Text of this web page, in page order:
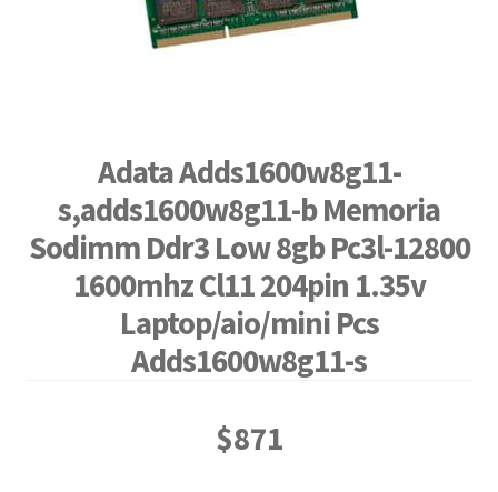
Adata Adds1600w8g11-
s,adds1600w8g11-b Memoria
Sodimm Ddr3 Low 8gb Pc3l-12800
1600mhz Cl11 204pin 1.35v
Laptop/aio/mini Pcs
Adds1600w8g11-s
$871